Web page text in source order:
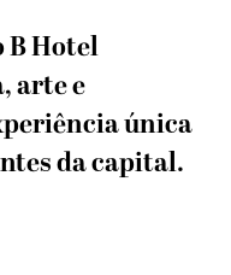
B Hotel
arte e
única
da capital.